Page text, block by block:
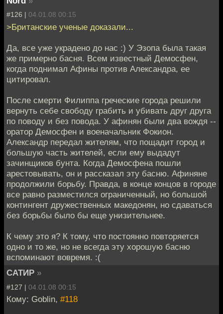
#126 | 04.01.08 00:15
>Британские ученые доказали...
Да, все уже украдено до нас :) У Эзопа была такая
же примерно басня. Всем известный Демосфен,
когда поднимал Афины против Александра, ее
цитировал.
После смерти Филиппа греческие города решили
вернуть себе свободу грабить и убивать друг друга
по поводу и без повода. У афинян были два вождя --
оратор Демосфен и военачальник Фокион.
Александр передал жителям, что пощадит город и
большую часть жителей, если ему выдадут
зачинщиков бунта. Когда Демосфена пошли
арестовывать, он и рассказал эту басню. Афиняне
продолжили борьбу. Правда, в конце концов в городе
все равно разместился ограниченный, но большой
контингент дружественных македонян, но сдаваться
без борьбы было бы еще унизительнее.
К чему это я? К тому, что постоянно повторяется
одно и то же, но не всегда эту хорошую басню
вспоминают вовремя. :(
САТИР »
#127 | 04.01.08 00:15
Кому: Goblin, #118